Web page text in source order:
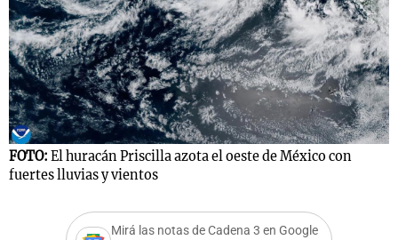
FOTO: El huracán Priscilla azota el oeste de México con
fuertes lluvias y vientos
Mirá las notas de Cadena 3 en Google
Notas
Mundial 2026
Notas
Cadena 3